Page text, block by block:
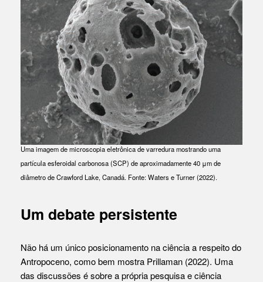
Uma imagem de microscopia eletrônica de varredura mostrando uma
partícula esferoidal carbonosa (SCP) de aproximadamente 40 μm de
diâmetro de Crawford Lake, Canadá. Fonte: Waters e Turner (2022).
Um debate persistente
Não há um único posicionamento na ciência a respeito do
Antropoceno, como bem mostra Prillaman (2022). Uma
das discussões é sobre a própria pesquisa e ciência